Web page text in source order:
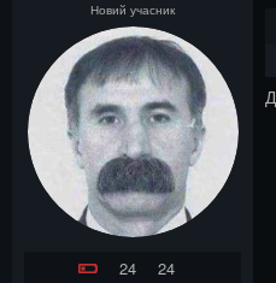
Новий учасник
24 24